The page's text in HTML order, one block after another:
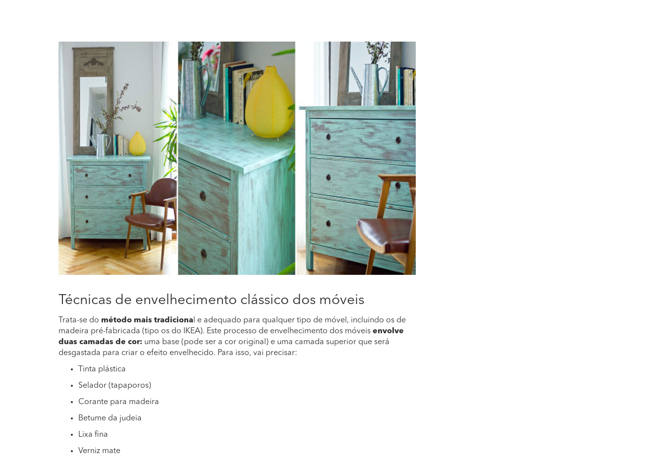
Técnicas de envelhecimento clássico dos móveis
Trata-se do método mais tradiciona l e adequado para qualquer tipo de móvel, incluindo os de
madeira pré-fabricada (tipo os do IKEA). Este processo de envelhecimento dos móveis envolve
duas camadas de cor: uma base (pode ser a cor original) e uma camada superior que será
desgastada para criar o efeito envelhecido. Para isso, vai precisar:
Tinta plástica
Selador (tapaporos)
Corante para madeira
Betume da judeia
Lixa fina
Verniz mate